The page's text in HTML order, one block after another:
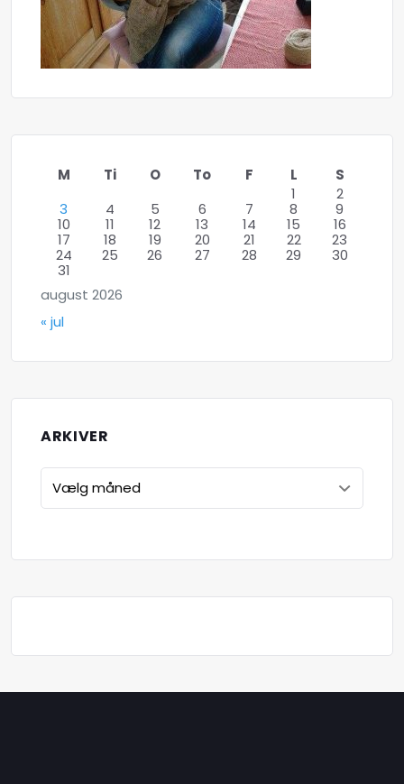
august 2026
M Ti O To F L
S
1
2
3
4 5 6 7 8
9
10
11 12 13 14 15
16
17
18 19 20 21 22
23
24
25 26 27 28 29
30
31
« jul
ARKIVER
Arkiver